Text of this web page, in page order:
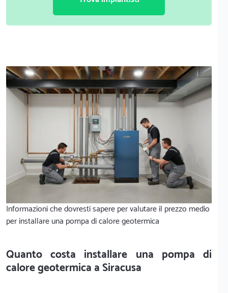
Informazioni che dovresti sapere per valutare il prezzo medio
per installare una pompa di calore geotermica
Quanto costa installare una pompa di
calore geotermica a Siracusa